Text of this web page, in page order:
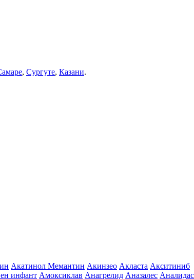
, Сургуте, Казани.
Акатинол Мемантин Акинзео Акласта Акситиниб
инфант Амоксиклав Анагрелид Аназалес Аналидас